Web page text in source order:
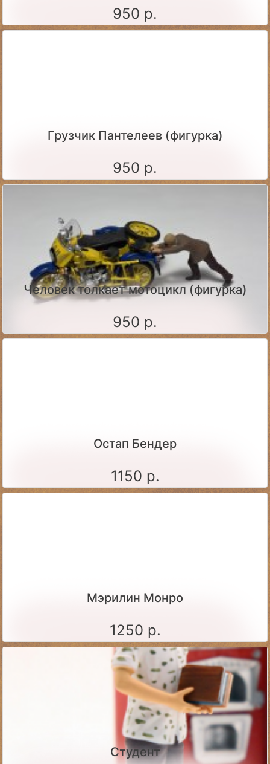
950 р.
Грузчик Пантелеев (фигурка)
950 р.
Человек толкает мотоцикл (фигурка)
950 р.
Остап Бендер
1150 р.
Мэрилин Монро
1250 р.
Студент